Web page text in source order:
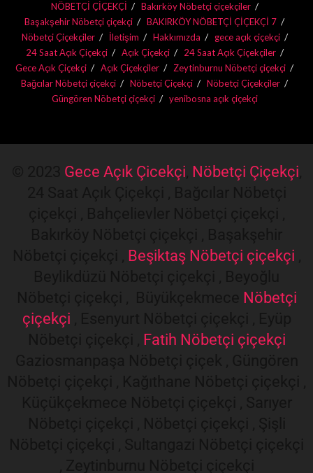
NÖBETÇİ ÇİÇEKÇİ
Bakırköy Nöbetçi çiçekçiler
Başakşehir Nöbetçi çiçekçi
BAKIRKÖY NÖBETÇİ ÇİÇEKÇİ 7
Nöbetçi Çiçekçiler
İletişim Hakkımızda
gece açık çiçekçi
24 Saat Açık Çiçekçi
Açık Çiçekçi
24 Saat Açık Çiçekçiler
Gece Açık Çiçekçi
Açık Çiçekçiler
Zeytinburnu Nöbetçi çiçekçi
Bağcılar Nöbetçi çiçekçi
Nöbetçi Çiçekçi
Nöbetçi Çiçekçiler
Güngören Nöbetçi çiçekçi
yenibosna açık çiçekçi
Gece Açık Çicekçi Nöbetçi Çiçekçi
Beşiktaş Nöbetçi çiçekçi
Nöbetçi
çiçekçi
Fatih Nöbetçi çiçekçi